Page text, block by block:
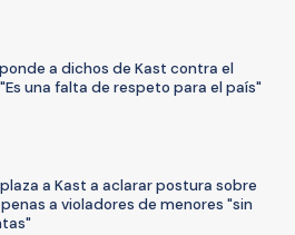
a dichos de Kast contra el
una falta de respeto para el país"
a Kast a aclarar postura sobre
a violadores de menores "sin